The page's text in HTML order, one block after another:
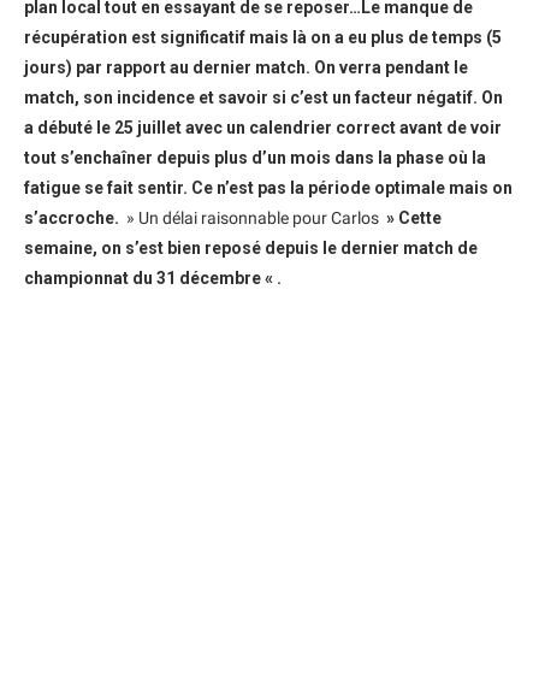
plan local tout en essayant de se reposer…Le manque de
récupération est significatif mais là on a eu plus de temps (5
jours) par rapport au dernier match. On verra pendant le
match, son incidence et savoir si c’est un facteur négatif. On
a débuté le 25 juillet avec un calendrier correct avant de voir
tout s’enchaîner depuis plus d’un mois dans la phase où la
fatigue se fait sentir. Ce n’est pas la période optimale mais on
s’accroche. » Un délai raisonnable pour Carlos » Cette
semaine, on s’est bien reposé depuis le dernier match de
championnat du 31 décembre « .